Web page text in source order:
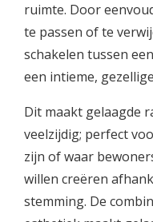
ruimte. Door
te passen of te
schakelen tussen
een intieme,
Dit maakt gelaagde
veelzijdig; perfect
zijn of waar
willen creëren
stemming. De